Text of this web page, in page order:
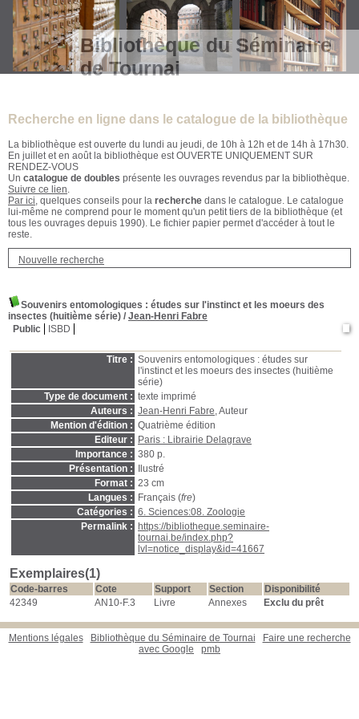
Bibliothèque du Séminaire
de Tournai
Recherche en ligne dans le catalogue de la bibliothèque
La bibliothèque est ouverte du lundi au jeudi, de 10h à 12h et de 14h à 17h30.
En juillet et en août la bibliothèque est OUVERTE UNIQUEMENT SUR
RENDEZ-VOUS
Un catalogue de doubles présente les ouvrages revendus par la bibliothèque.
Suivre ce lien.
Par ici, quelques conseils pour la recherche dans le catalogue. Le catalogue
lui-même ne comprend pour le moment qu'un petit tiers de la bibliothèque (et
tous les ouvrages depuis 1990). Le fichier papier permet d'accéder à tout le
reste.
Nouvelle recherche
Souvenirs entomologiques : études sur l'instinct et les moeurs des
insectes (huitième série) / Jean-Henri Fabre
Public
ISBD
Titre : Souvenirs entomologiques : études sur
l'instinct et les moeurs des insectes (huitième
série)
Type de document : texte imprimé
Auteurs : Jean-Henri Fabre, Auteur
Mention d'édition : Quatrième édition
Editeur :
Paris : Librairie Delagrave
Importance : 380 p.
Présentation :
Ilustré
Format : 23 cm
Langues :
Français (fre)
Catégories : 6. Sciences:08. Zoologie
Permalink :
https://bibliotheque.seminaire-
tournai.be/index.php?
lvl=notice_display&id=41667
Exemplaires(1)
Code-barres Cote Support Section
Disponibilité
42349
AN10-F.3 Livre Annexes Exclu du prêt
Mentions légales Bibliothèque du Séminaire de Tournai
Faire une recherche
avec Google
pmb